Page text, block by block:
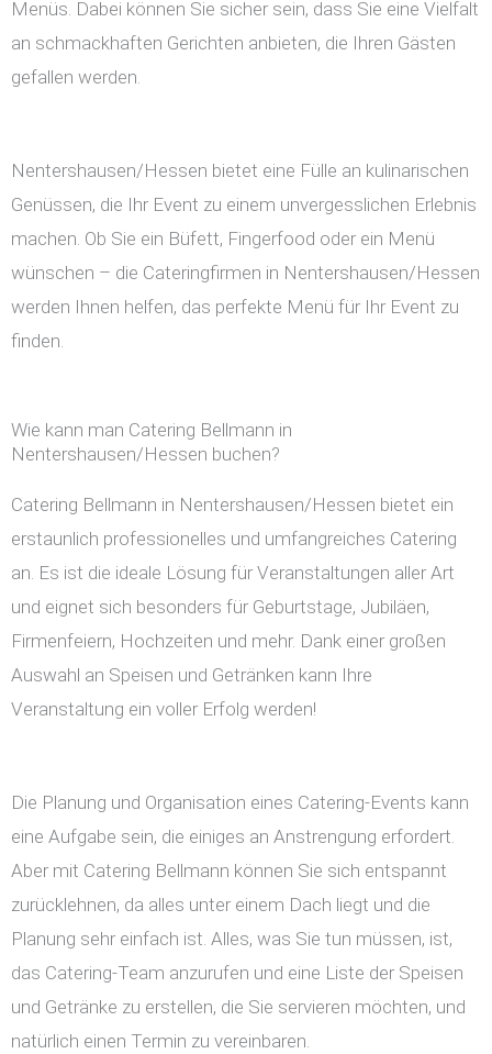
Menüs. Dabei können Sie sicher sein, dass Sie eine Vielfalt
an schmackhaften Gerichten anbieten, die Ihren Gästen
gefallen werden.
Nentershausen/Hessen bietet eine Fülle an kulinarischen
Genüssen, die Ihr Event zu einem unvergesslichen Erlebnis
machen. Ob Sie ein Büfett, Fingerfood oder ein Menü
wünschen – die Cateringfirmen in Nentershausen/Hessen
werden Ihnen helfen, das perfekte Menü für Ihr Event zu
finden.
Wie kann man Catering Bellmann in
Nentershausen/Hessen buchen?
Catering Bellmann in Nentershausen/Hessen bietet ein
erstaunlich professionelles und umfangreiches Catering
an. Es ist die ideale Lösung für Veranstaltungen aller Art
und eignet sich besonders für Geburtstage, Jubiläen,
Firmenfeiern, Hochzeiten und mehr. Dank einer großen
Auswahl an Speisen und Getränken kann Ihre
Veranstaltung ein voller Erfolg werden!
Die Planung und Organisation eines Catering-Events kann
eine Aufgabe sein, die einiges an Anstrengung erfordert.
Aber mit Catering Bellmann können Sie sich entspannt
zurücklehnen, da alles unter einem Dach liegt und die
Planung sehr einfach ist. Alles, was Sie tun müssen, ist,
das Catering-Team anzurufen und eine Liste der Speisen
und Getränke zu erstellen, die Sie servieren möchten, und
natürlich einen Termin zu vereinbaren.